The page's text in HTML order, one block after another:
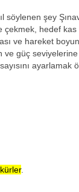
şey
çekmek, hedef
ve hareket
ve güç
ayarlamak
.